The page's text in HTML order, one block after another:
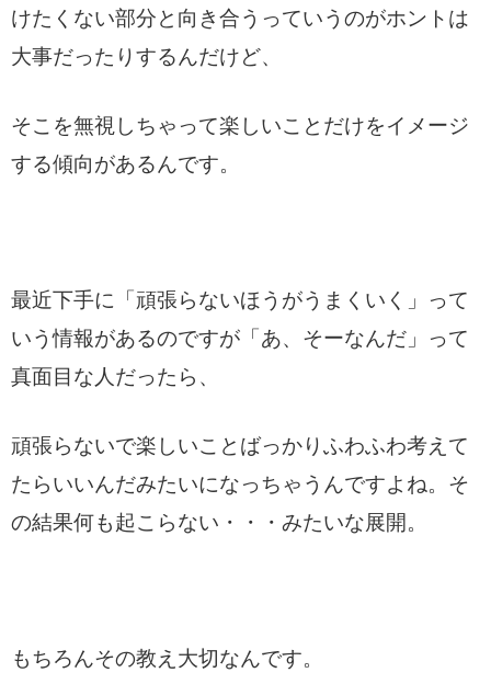
けたくない部分と向き合うっていうのがホントは
大事だったりするんだけど、
そこを無視しちゃって楽しいことだけをイメージ
する傾向があるんです。
最近下手に「頑張らないほうがうまくいく」って
いう情報があるのですが「あ、そーなんだ」って
真面目な人だったら、
頑張らないで楽しいことばっかりふわふわ考えて
たらいいんだみたいになっちゃうんですよね。そ
の結果何も起こらない・・・みたいな展開。
もちろんその教え大切なんです。